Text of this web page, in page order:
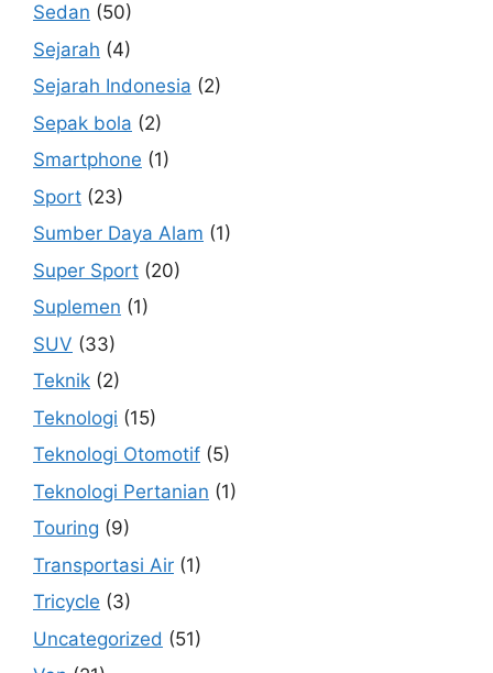
Sedan (50)
Sejarah (4)
Sejarah Indonesia (2)
Sepak bola (2)
Smartphone (1)
Sport (23)
Sumber Daya Alam (1)
Super Sport (20)
Suplemen (1)
SUV (33)
Teknik (2)
Teknologi (15)
Teknologi Otomotif (5)
Teknologi Pertanian (1)
Touring (9)
Transportasi Air (1)
Tricycle (3)
Uncategorized (51)